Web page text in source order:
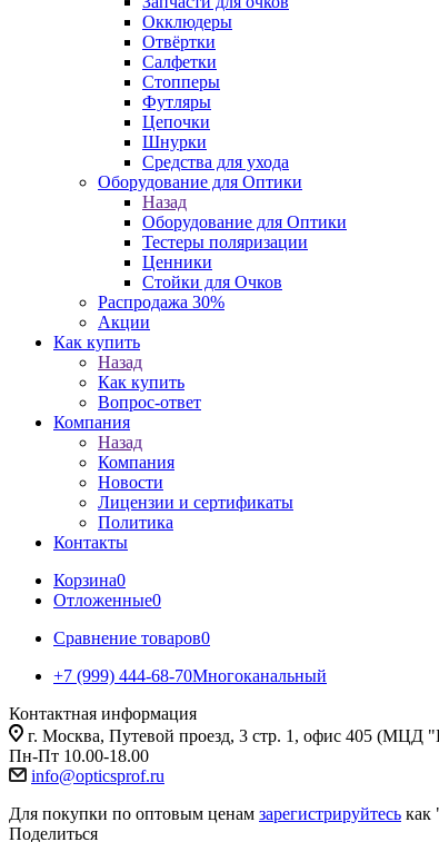
Окклюдеры
Отвёртки
Салфетки
Стопперы
Футляры
Цепочки
Шнурки
Средства для ухода
Оборудование для Оптики
Назад
Оборудование для Оптики
Тестеры поляризации
Ценники
Стойки для Очков
Распродажа 30%
Акции
Как купить
Назад
Как купить
Вопрос-ответ
Компания
Назад
Компания
Новости
Лицензии и сертификаты
Политика
Контакты
Корзина0
Отложенные0
Сравнение товаров0
+7 (999) 444-68-70Многоканальный
Контактная информация
г. Москва, Путевой проезд, 3 стр. 1, офис 405 (МЦД
Пн-Пт 10.00-18.00
info@opticsprof.ru
Для покупки по оптовым ценам зарегистрируйтесь как
Поделиться